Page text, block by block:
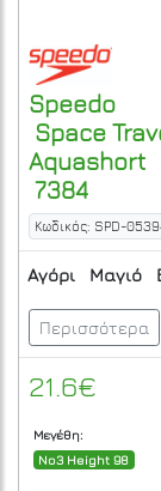
Speedo
Space
Aquashort
7384
Κωδικός: SPD-
Αγόρι Μαγιό
Περισσότερα
21.6€
Μεγέθη:
No3 Height 98